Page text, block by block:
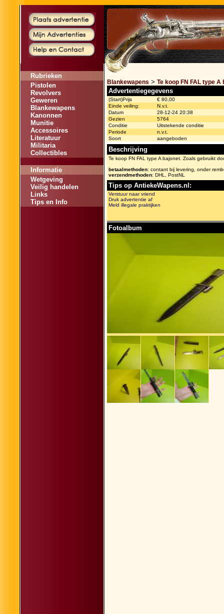
Rubrieken
Pistolen
Revolvers
Geweren
Blankewapens
Kanonnen
Munitie
Accessoires
Literatuur
Militaria
Collectibles
Informatie
Wetgeving
Veilig handelen
Links
Tips en Info
Blankewapens > Te koop FN FAL type A
Advertentiegegevens
(Start)Prijs
€ 80,00
Einde veiling:
N.v.t.
Datum
28-12-24 20:38
Gezien
5764
Conditie
Uitstekende conditie
Periode
n.v.t.
Soort
aangeboden
Beschrijving
Te koop FN FAL type A bajonet. Zoals gebruikt
betaalmethoden: contant bij levering, onder
verzendmethoden: DHL, PostNL
Tips op AntiekeWapens.nl:
Verstuur naar vriend
Druk advertentie af
Meld illegale praktijken
Fotoalbum